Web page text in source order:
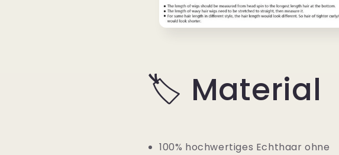
🏷️ Material
100% hochwertiges Echthaar ohne